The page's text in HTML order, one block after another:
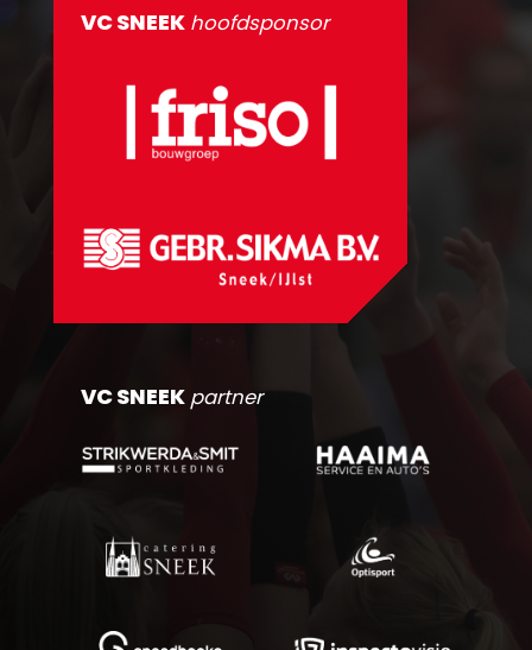
VC SNEEK hoofdsponsor
VC SNEEK partner